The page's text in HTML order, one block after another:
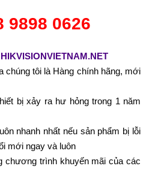
9898 0626
chúng tôi là Hàng chính hãng, mới
bị xảy ra hư hỏng trong 1 năm
nhanh nhất nếu sản phẩm bị lỗi
mới ngay và luôn
chương trình khuyến mãi của các